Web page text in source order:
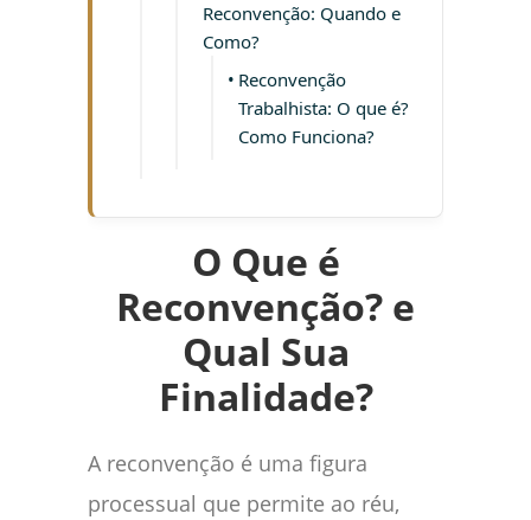
Reconvenção: Quando e
Como?
Reconvenção
Trabalhista: O que é?
Como Funciona?
O Que é
Reconvenção? e
Qual Sua
Finalidade?
A reconvenção é uma figura
processual que permite ao réu,